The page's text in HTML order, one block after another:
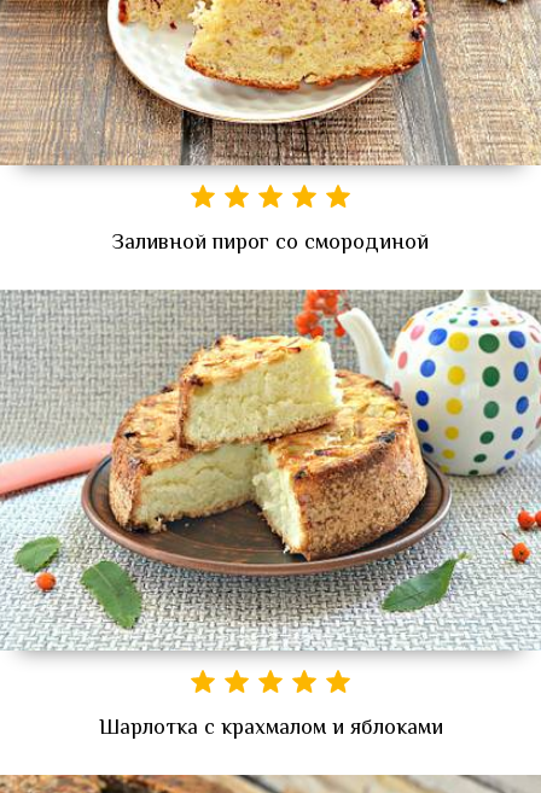
Заливной пирог со смородиной
Шарлотка с крахмалом и яблоками